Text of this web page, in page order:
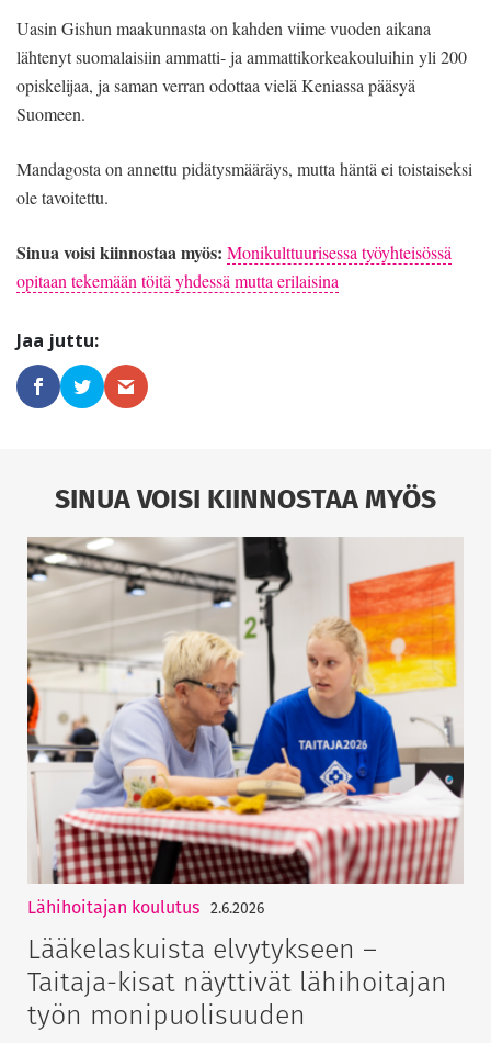
Uasin Gishun maakunnasta on kahden viime vuoden aikana
lähtenyt suomalaisiin ammatti- ja ammattikorkeakouluihin yli 200
opiskelijaa, ja saman verran odottaa vielä Keniassa pääsyä
Suomeen.
Mandagosta on annettu pidätysmääräys, mutta häntä ei toistaiseksi
ole tavoitettu.
Sinua voisi kiinnostaa myös: Monikulttuurisessa työyhteisössä
opitaan tekemään töitä yhdessä mutta erilaisina
SINUA VOISI KIINNOSTAA MYÖS
Lähihoitajan koulutus 2.6.2026
Lääkelaskuista elvytykseen –
Taitaja-kisat näyttivät lähihoitajan
työn monipuolisuuden